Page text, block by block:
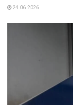
24.06.2026